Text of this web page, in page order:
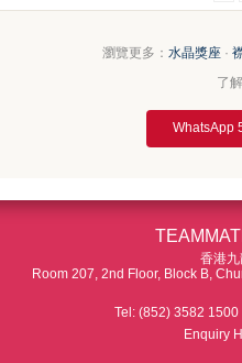
瀏覽更多： 水晶獎座 ·
了
WhatsApp
香港
Room 207, 2nd Floor, Block B,
Tel: (852) 3582
Enquiry